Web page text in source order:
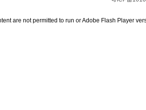
are not permitted to run or Adobe Flash Player